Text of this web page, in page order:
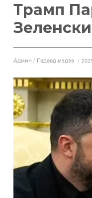
Трамп
Aдмин / Гадаад мэдээ